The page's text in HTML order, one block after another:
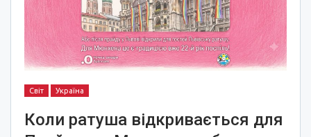
Світ Україна
Коли ратуша відкривається для